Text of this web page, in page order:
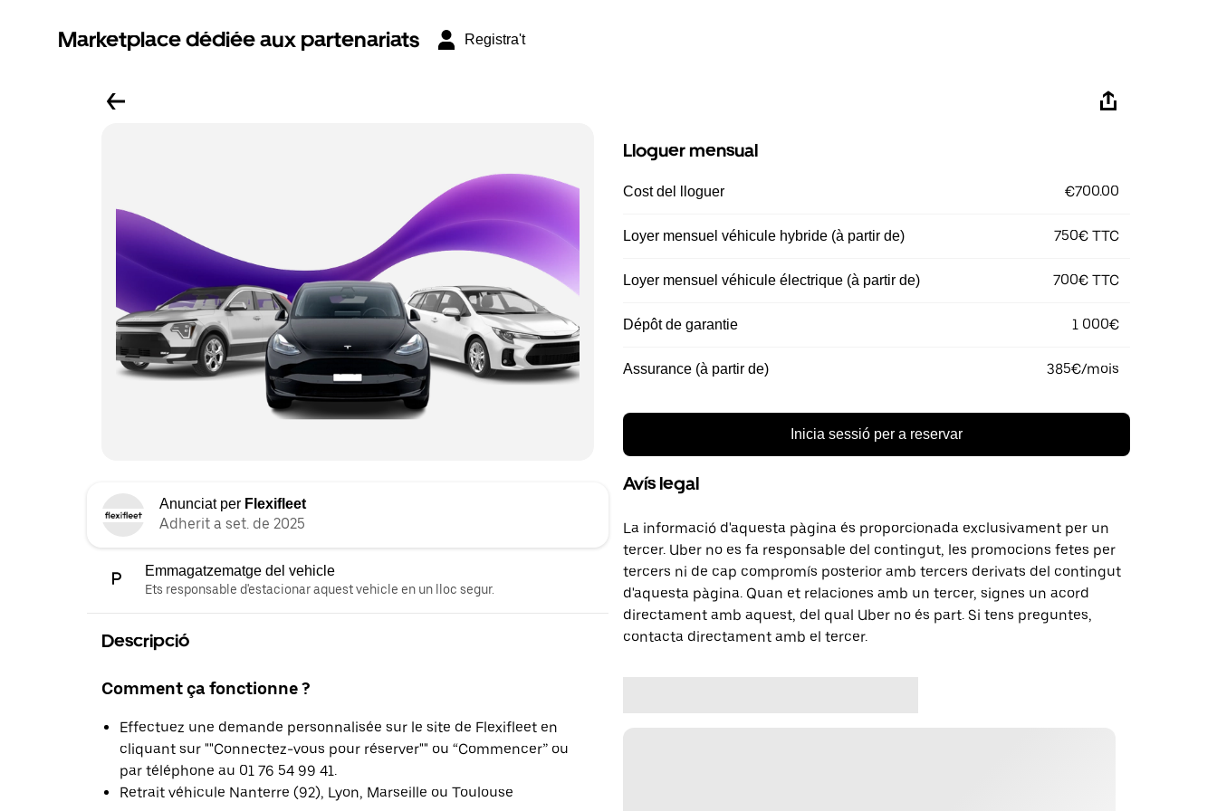
Marketplace dédiée aux partenariats Registra't
Anunciat per Flexifleet
Adherit a set. de 2025
Emmagatzematge del vehicle
Ets responsable d'estacionar aquest vehicle en un lloc segur.
Descripció
Comment ça fonctionne ?
Effectuez une demande personnalisée sur le site de Flexifleet en
cliquant sur ""Connectez-vous pour réserver"" ou “Commencer” ou
par téléphone au 01 76 54 99 41.
Retrait véhicule Nanterre (92), Lyon, Marseille ou Toulouse
Lloguer mensual
Cost del lloguer €700.00
Loyer mensuel véhicule hybride (à partir de) 750€ TTC
Loyer mensuel véhicule électrique (à partir de) 700€ TTC
Dépôt de garantie 1 000€
Assurance (à partir de) 385€/mois
Inicia sessió per a reservar
Avís legal
La informació d'aquesta pàgina és proporcionada exclusivament per un
tercer. Uber no es fa responsable del contingut, les promocions fetes per
tercers ni de cap compromís posterior amb tercers derivats del contingut
d'aquesta pàgina. Quan et relaciones amb un tercer, signes un acord
directament amb aquest, del qual Uber no és part. Si tens preguntes,
contacta directament amb el tercer.